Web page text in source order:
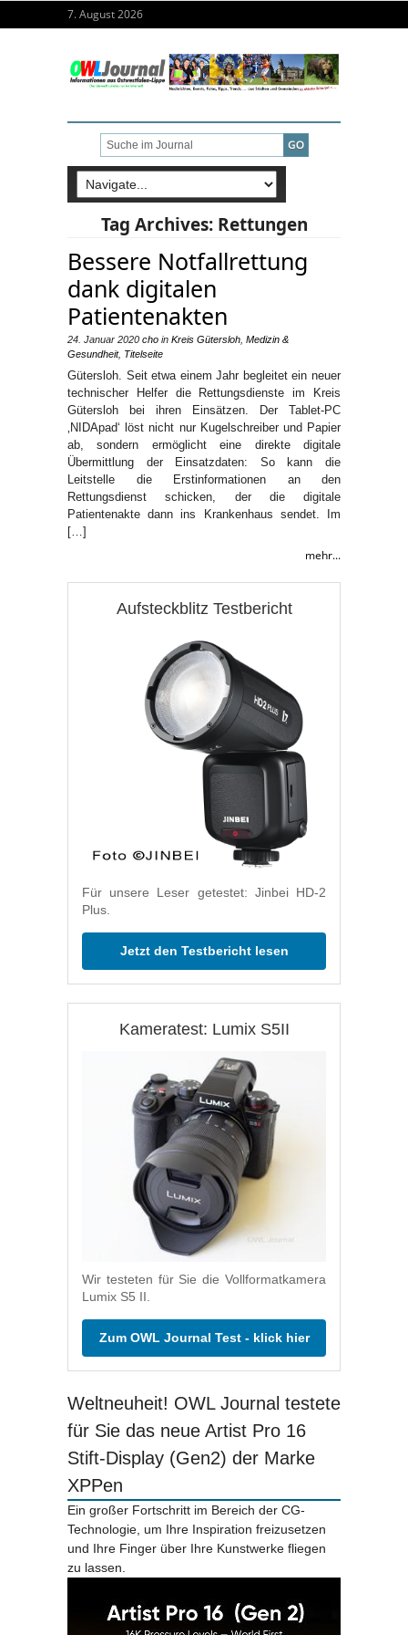
7. August 2026
Tag Archives: Rettungen
Bessere Notfallrettung
dank digitalen
Patientenakten
24. Januar 2020 cho in Kreis Gütersloh Medizin &
Gesundheit, Titelseite
Gütersloh. Seit etwa einem Jahr begleitet ein neuer
technischer Helfer die Rettungsdienste im Kreis
Gütersloh bei ihren Einsätzen. Der Tablet-PC
‚NIDApad‘ löst nicht nur Kugelschreiber und Papier
ab, sondern ermöglicht eine direkte digitale
Übermittlung der Einsatzdaten: So kann die
Leitstelle die Erstinformationen an den
Rettungsdienst schicken, der die digitale
Patientenakte dann ins Krankenhaus sendet. Im
[…]
mehr...
Aufsteckblitz Testbericht
Für unsere Leser getestet: Jinbei HD-2
Plus.
Jetzt den Testbericht lesen
Kameratest: Lumix S5II
Wir testeten für Sie die Vollformatkamera
Lumix S5 II.
Zum OWL Journal Test - klick hier
Weltneuheit! OWL Journal testete
für Sie das neue Artist Pro 16
Stift-Display (Gen2) der Marke
XPPen
Ein großer Fortschritt im Bereich der CG-
Technologie, um Ihre Inspiration freizusetzen
und Ihre Finger über Ihre Kunstwerke fliegen
zu lassen.